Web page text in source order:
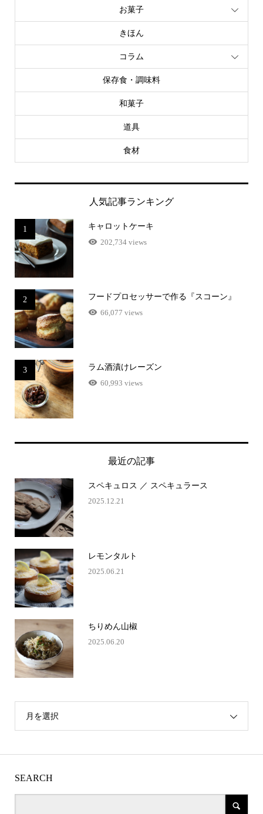
お菓子
きほん
コラム
保存食・調味料
和菓子
道具
食材
人気記事ランキング
1
キャロットケーキ
202,734 views
2
フードプロセッサーで作る『スコーン』
66,077 views
3
ラム酒漬けレーズン
60,993 views
最近の記事
スペキュロス ／ スペキュラース
2025.12.21
レモンタルト
2025.06.21
ちりめん山椒
2025.06.20
月を選択
SEARCH